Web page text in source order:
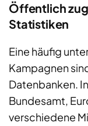
Öffentlich
Statistiken
Eine häufig
Kampagnen
Datenbanken.
Bundesamt,
verschiedene